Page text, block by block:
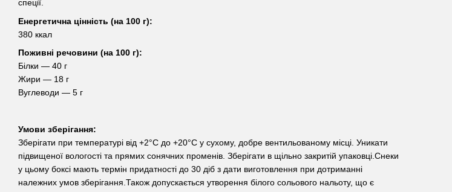
спеції.
Енергетична цінність (на 100 г):
380 ккал
Поживні речовини (на 100 г):
Білки — 40 г
Жири — 18 г
Вуглеводи — 5 г
Умови зберігання:
Зберігати при температурі від +2°C до +20°C у сухому, добре вентильованому місці. Уникати
підвищеної вологості та прямих сонячних променів. Зберігати в щільно закритій упаковці.Снеки
у цьому боксі мають термін придатності до 30 діб з дати виготовлення при дотриманні
належних умов зберігання.Також допускається утворення білого сольового нальоту, що є